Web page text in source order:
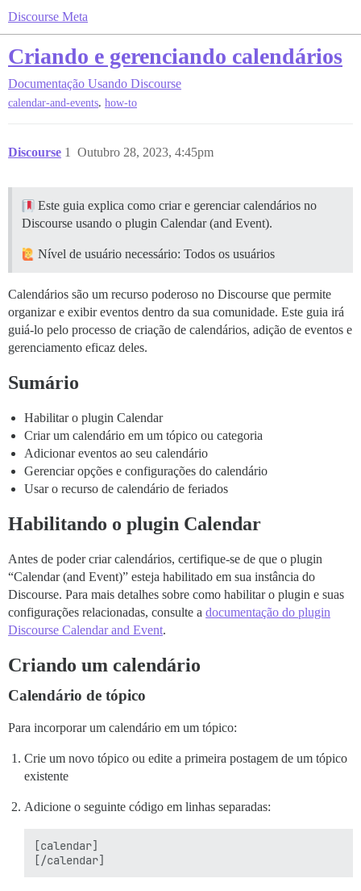
Discourse Meta
Criando e gerenciando calendários
Documentação Usando Discourse
calendar-and-events, how-to
Discourse Outubro 28, 2023, 4:45pm
1
Este guia explica como criar e gerenciar calendários no
Discourse usando o plugin Calendar (and Event).
Nível de usuário necessário: Todos os usuários
Calendários são um recurso poderoso no Discourse que permite
organizar e exibir eventos dentro da sua comunidade. Este guia irá
guiá-lo pelo processo de criação de calendários, adição de eventos e
gerenciamento eficaz deles.
Sumário
Habilitar o plugin Calendar
Criar um calendário em um tópico ou categoria
Adicionar eventos ao seu calendário
Gerenciar opções e configurações do calendário
Usar o recurso de calendário de feriados
Habilitando o plugin Calendar
Antes de poder criar calendários, certifique-se de que o plugin
“Calendar (and Event)” esteja habilitado em sua instância do
Discourse. Para mais detalhes sobre como habilitar o plugin e suas
configurações relacionadas, consulte a documentação do plugin
Discourse Calendar and Event.
Criando um calendário
Calendário de tópico
Para incorporar um calendário em um tópico:
Crie um novo tópico ou edite a primeira postagem de um tópico
existente
Adicione o seguinte código em linhas separadas:
[calendar]